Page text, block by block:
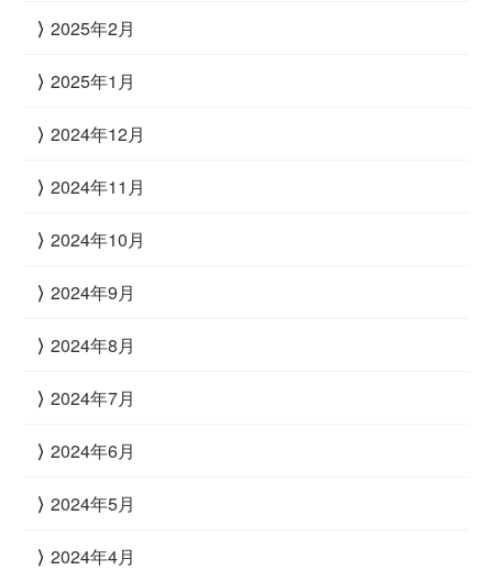
2025年2月
2025年1月
2024年12月
2024年11月
2024年10月
2024年9月
2024年8月
2024年7月
2024年6月
2024年5月
2024年4月